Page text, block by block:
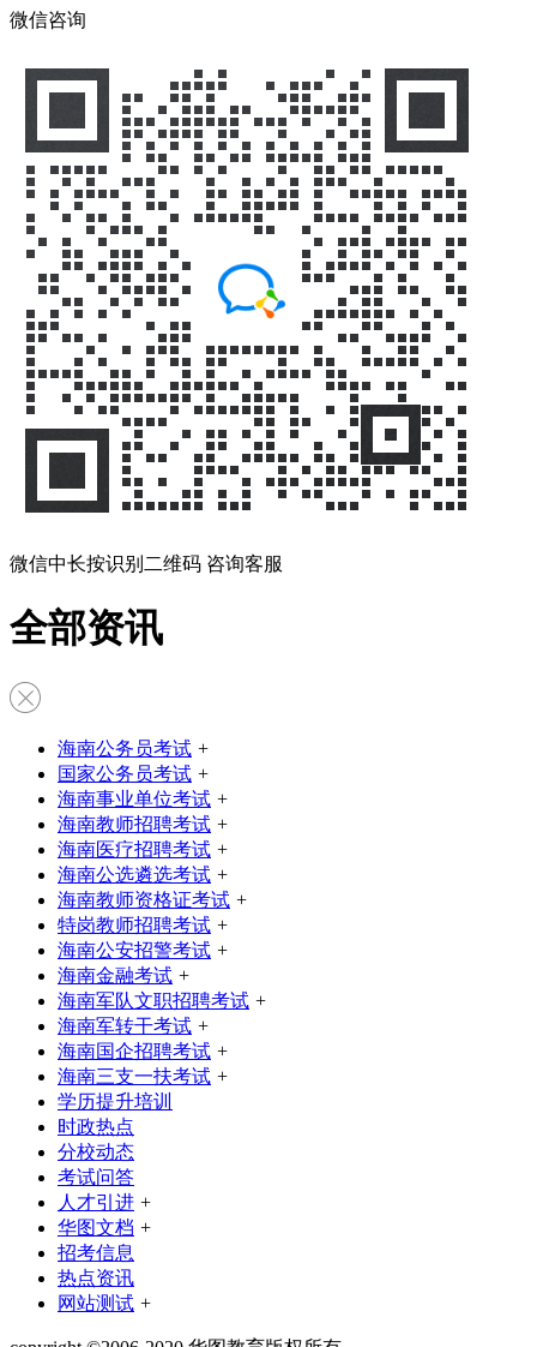
微信咨询
微信中长按识别二维码 咨询客服
全部资讯
海南公务员考试 +
国家公务员考试 +
海南事业单位考试 +
海南教师招聘考试 +
海南医疗招聘考试 +
海南公选遴选考试 +
海南教师资格证考试 +
特岗教师招聘考试 +
海南公安招警考试 +
海南金融考试 +
海南军队文职招聘考试 +
海南军转干考试 +
海南国企招聘考试 +
海南三支一扶考试 +
学历提升培训
时政热点
分校动态
考试问答
人才引进 +
华图文档 +
招考信息
热点资讯
网站测试 +